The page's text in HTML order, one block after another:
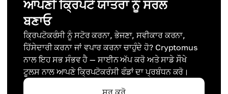
ਆਪਣੀ ਕ੍ਰਿਪਟੋ ਯਾਤਰਾ ਨੂੰ ਸਰਲ
ਬਣਾਓ
ਕ੍ਰਿਪਟੋਕਰੰਸੀ ਨੂੰ ਸਟੋਰ ਕਰਨਾ, ਭੇਜਣਾ, ਸਵੀਕਾਰ ਕਰਨਾ,
ਹਿੱਸੇਦਾਰੀ ਕਰਨਾ ਜਾਂ ਵਪਾਰ ਕਰਨਾ ਚਾਹੁੰਦੇ ਹੋ? Cryptomus
ਨਾਲ ਇਹ ਸਭ ਸੰਭਵ ਹੈ — ਸਾਈਨ ਅੱਪ ਕਰੋ ਅਤੇ ਸਾਡੇ ਸੌਖੇ
ਟੂਲਸ ਨਾਲ ਆਪਣੇ ਕ੍ਰਿਪਟੋਕਰੰਸੀ ਫੰਡਾਂ ਦਾ ਪ੍ਰਬੰਧਨ ਕਰੋ।